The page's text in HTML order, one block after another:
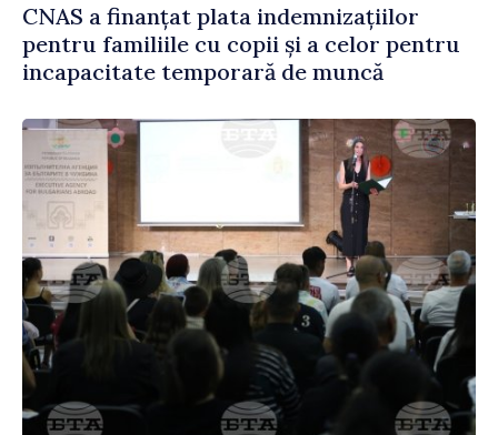
CNAS a finanțat plata indemnizațiilor
pentru familiile cu copii și a celor pentru
incapacitate temporară de muncă